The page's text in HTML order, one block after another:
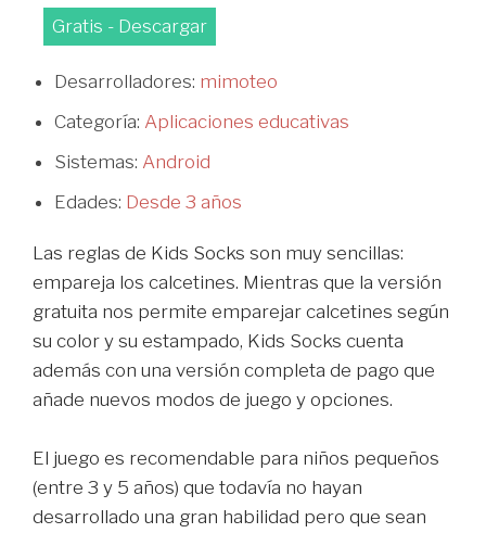
Gratis - Descargar
Desarrolladores: mimoteo
Categoría: Aplicaciones educativas
Sistemas: Android
Edades: Desde 3 años
Las reglas de Kids Socks son muy sencillas:
empareja los calcetines. Mientras que la versión
gratuita nos permite emparejar calcetines según
su color y su estampado, Kids Socks cuenta
además con una versión completa de pago que
añade nuevos modos de juego y opciones.
El juego es recomendable para niños pequeños
(entre 3 y 5 años) que todavía no hayan
desarrollado una gran habilidad pero que sean